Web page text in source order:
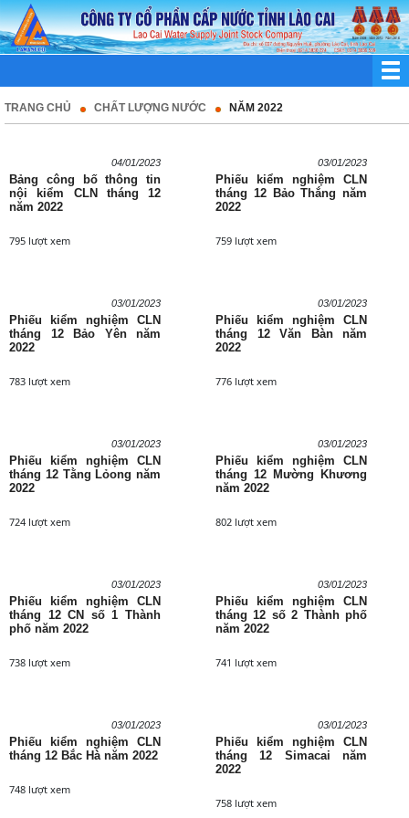
TRANG CHỦ CHẤT LƯỢNG NƯỚC NĂM 2022
04/01/2023
Bảng công bố thông tin
nội kiểm CLN tháng 12
năm 2022
795 lượt xem
03/01/2023
Phiếu kiểm nghiệm CLN
tháng 12 Bảo Thắng năm
2022
759 lượt xem
03/01/2023
Phiếu kiểm nghiệm CLN
tháng 12 Bảo Yên năm
2022
783 lượt xem
03/01/2023
Phiếu kiểm nghiệm CLN
tháng 12 Văn Bàn năm
2022
776 lượt xem
03/01/2023
Phiếu kiểm nghiệm CLN
tháng 12 Tằng Lỏong năm
2022
724 lượt xem
03/01/2023
Phiếu kiểm nghiệm CLN
tháng 12 Mường Khương
năm 2022
802 lượt xem
03/01/2023
Phiếu kiểm nghiệm CLN
tháng 12 CN số 1 Thành
phố năm 2022
738 lượt xem
03/01/2023
Phiếu kiểm nghiệm CLN
tháng 12 số 2 Thành phố
năm 2022
741 lượt xem
03/01/2023
Phiếu kiểm nghiệm CLN
tháng 12 Bắc Hà năm 2022
748 lượt xem
03/01/2023
Phiếu kiểm nghiệm CLN
tháng 12 Simacai năm
2022
758 lượt xem